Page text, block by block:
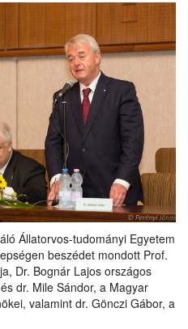
Állatorvos-tudományi Egyetem
beszédet mondott Prof.
Dr. Bognár Lajos országos
dr. Mile Sándor, a Magyar
valamint dr. Gönczi Gábor, a